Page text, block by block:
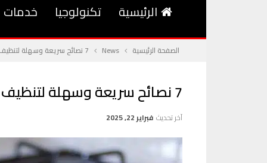
الرئيسية تكنولوجيا خدمات
الصفحة الرئيسية News 7 نصائح سريعة وسهلة لتنظيف الفرن والموقد وغسالة الأطباق
7 نصائح سريعة وسهلة لتنظيف الفرن والموقد وغسالة الأطباق
آخر تحديث فبراير 22, 2025